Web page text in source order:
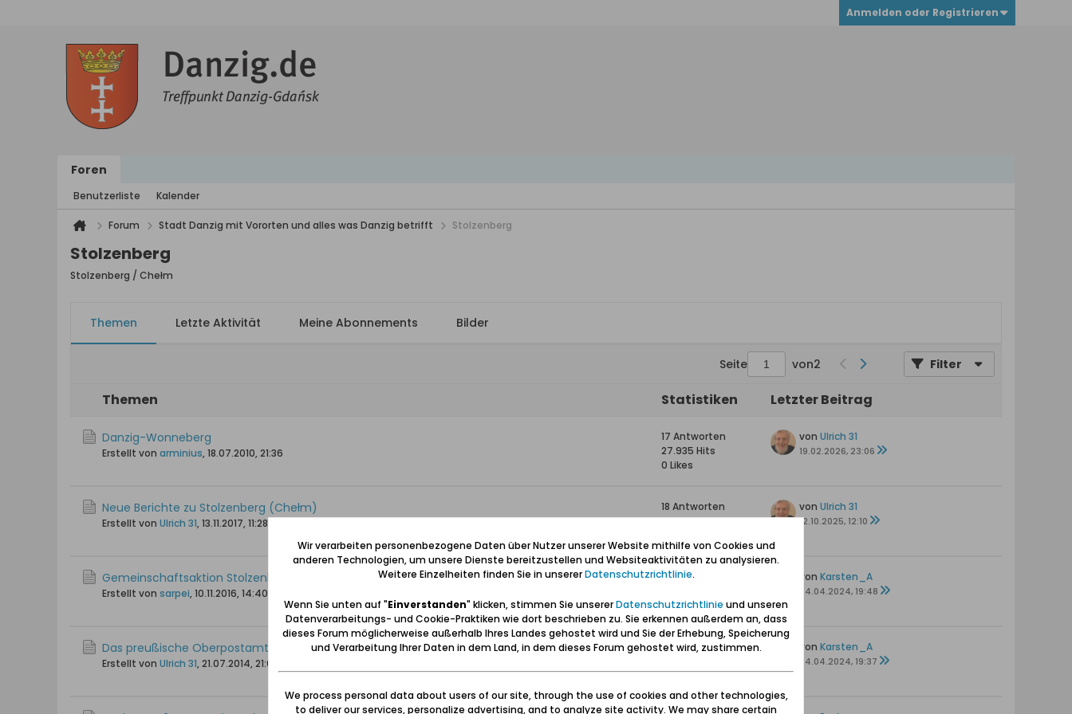
Anmelden oder Registrieren
Foren
Benutzerliste Kalender
Forum Stadt Danzig mit Vororten und alles was Danzig betrifft Stolzenberg
Stolzenberg
Stolzenberg / Chełm
Themen Letzte Aktivität Meine Abonnements Bilder
Seite von2 Filter
Themen Statistiken Letzter Beitrag
Danzig-Wonneberg
Erstellt von arminius, 18.07.2010, 21:36
17 Antworten
27.935 Hits
0 Likes
von Ulrich 31
19.02.2026, 23:06
Neue Berichte zu Stolzenberg (Chełm)
Erstellt von Ulrich 31, 13.11.2017, 11:28
18 Antworten
31.404 Hits
von Ulrich 31
12.10.2025, 12:10
Gemeinschaftsaktion Stolzenberg-Plan?
Erstellt von sarpei, 10.11.2016, 14:40
15 Antworten
0 Likes
von Karsten_A
24.04.2024, 19:48
Das preußische Oberpostamt Stolzenberg
Erstellt von Ulrich 31, 21.07.2014, 21:05
1 Antwort
0 Likes
von Karsten_A
24.04.2024, 19:37
Wir verarbeiten personenbezogene Daten über Nutzer unserer Website mithilfe von Cookies und
anderen Technologien, um unsere Dienste bereitzustellen und Websiteaktivitäten zu analysieren.
Weitere Einzelheiten finden Sie in unsererDatenschutzrichtlinie.
Wenn Sie unten auf "Einverstanden" klicken, stimmen Sie unsererDatenschutzrichtlinie und unseren
Datenverarbeitungs- und Cookie-Praktiken wie dort beschrieben zu. Sie erkennen außerdem an, dass
dieses Forum möglicherweise außerhalb Ihres Landes gehostet wird und Sie der Erhebung, Speicherung
und Verarbeitung Ihrer Daten in dem Land, in dem dieses Forum gehostet wird, zustimmen.
We process personal data about users of our site, through the use of cookies and other technologies,
to deliver our services, personalize advertising, and to analyze site activity. We may share certain